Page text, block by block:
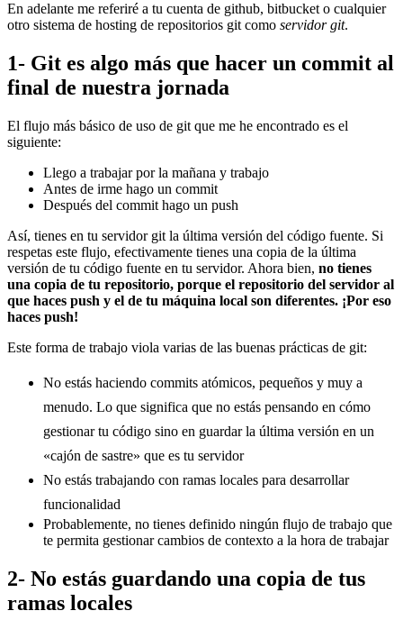
En adelante me referiré a tu cuenta de github, bitbucket o cualquier
otro sistema de hosting de repositorios git como servidor git.
1- Git es algo más que hacer un commit al
final de nuestra jornada
El flujo más básico de uso de git que me he encontrado es el
siguiente:
Llego a trabajar por la mañana y trabajo
Antes de irme hago un commit
Después del commit hago un push
Así, tienes en tu servidor git la última versión del código fuente. Si
respetas este flujo, efectivamente tienes una copia de la última
versión de tu código fuente en tu servidor. Ahora bien, no tienes
una copia de tu repositorio, porque el repositorio del servidor al
que haces push y el de tu máquina local son diferentes. ¡Por eso
haces push!
Este forma de trabajo viola varias de las buenas prácticas de git:
No estás haciendo commits atómicos, pequeños y muy a
menudo. Lo que significa que no estás pensando en cómo
gestionar tu código sino en guardar la última versión en un
«cajón de sastre» que es tu servidor
No estás trabajando con ramas locales para desarrollar
funcionalidad
Probablemente, no tienes definido ningún flujo de trabajo que
te permita gestionar cambios de contexto a la hora de trabajar
2- No estás guardando una copia de tus
ramas locales